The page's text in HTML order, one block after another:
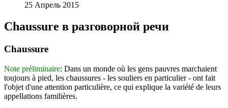
25 Апрель 2015
Chaussure в разговорной речи
Chaussure
Note préliminaire: Dans un monde où les gens pauvres marchaient
toujours à pied, les chaussures - les souliers en particulier - ont fait
l'objet d'une attention particulière, ce qui explique la variété de leurs
appellations fami­lières.